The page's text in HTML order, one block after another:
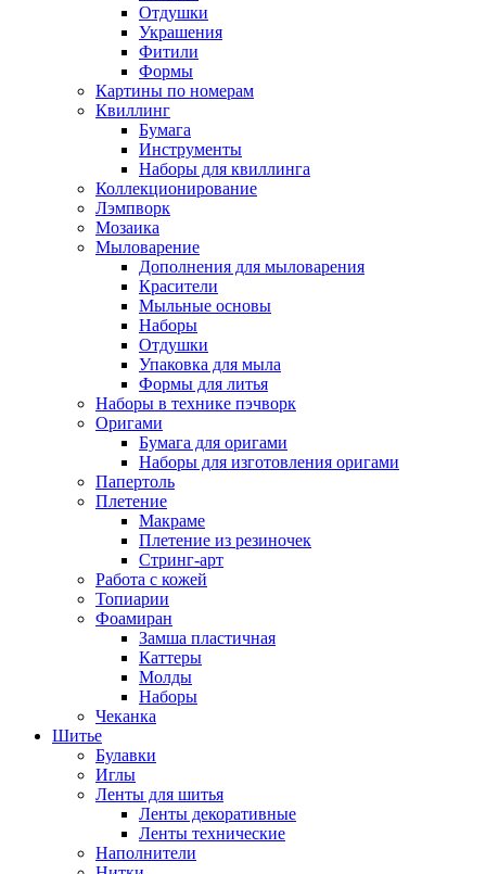
Отдушки
Украшения
Фитили
Формы
Картины по номерам
Квиллинг
Бумага
Инструменты
Наборы для квиллинга
Коллекционирование
Лэмпворк
Мозаика
Мыловарение
Дополнения для мыловарения
Красители
Мыльные основы
Наборы
Отдушки
Упаковка для мыла
Формы для литья
Наборы в технике пэчворк
Оригами
Бумага для оригами
Наборы для изготовления оригами
Папертоль
Плетение
Макраме
Плетение из резиночек
Стринг-арт
Работа с кожей
Топиарии
Фоамиран
Замша пластичная
Каттеры
Молды
Наборы
Чеканка
Шитье
Булавки
Иглы
Ленты для шитья
Ленты декоративные
Ленты технические
Наполнители